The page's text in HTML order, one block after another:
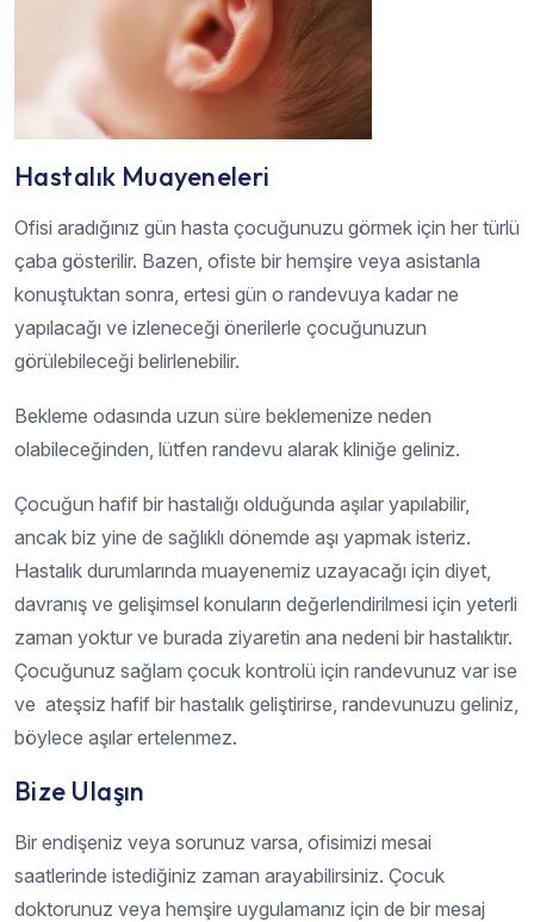
Hastalık Muayeneleri
Ofisi aradığınız gün hasta çocuğunuzu görmek için her türlü
çaba gösterilir. Bazen, ofiste bir hemşire veya asistanla
konuştuktan sonra, ertesi gün o randevuya kadar ne
yapılacağı ve izleneceği önerilerle çocuğunuzun
görülebileceği belirlenebilir.
Bekleme odasında uzun süre beklemenize neden
olabileceğinden, lütfen randevu alarak kliniğe geliniz.
Çocuğun hafif bir hastalığı olduğunda aşılar yapılabilir,
ancak biz yine de sağlıklı dönemde aşı yapmak isteriz.
Hastalık durumlarında muayenemiz uzayacağı için diyet,
davranış ve gelişimsel konuların değerlendirilmesi için yeterli
zaman yoktur ve burada ziyaretin ana nedeni bir hastalıktır.
Çocuğunuz sağlam çocuk kontrolü için randevunuz var ise
ve ateşsiz hafif bir hastalık geliştirirse, randevunuzu geliniz,
böylece aşılar ertelenmez.
Bize Ulaşın
Bir endişeniz veya sorunuz varsa, ofisimizi mesai
saatlerinde istediğiniz zaman arayabilirsiniz. Çocuk
doktorunuz veya hemşire uygulamanız için de bir mesaj